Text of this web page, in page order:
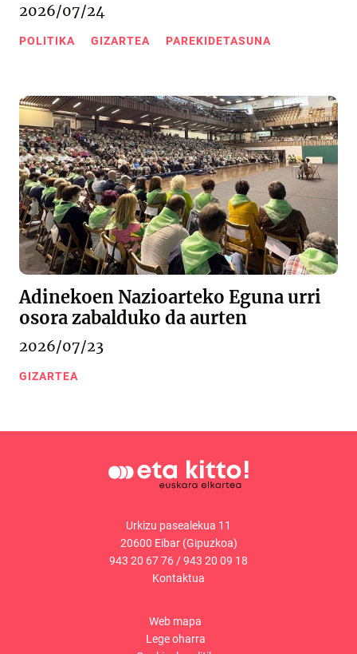
2026/07/24
POLITIKA GIZARTEA PAREKIDETASUNA
Adinekoen Nazioarteko Eguna urri
osora zabalduko da aurten
2026/07/23
GIZARTEA
Urkizu pasealekua 11
20600 Eibar (Gipuzkoa)
943 20 67 76 /943 20 09 18
Kontaktua
Web mapa
Lege oharra